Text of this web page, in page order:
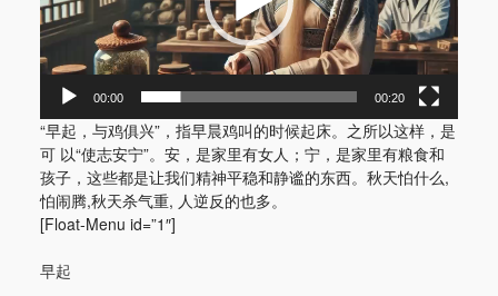
00:00 00:20
“早起，与鸡俱兴”，指早晨鸡叫的时候起床。之所以这样，是
可 以“使志安宁”。安，是家里有女人；宁，是家里有粮食和
孩子，这些都是让我们精神平稳和静谧的东西。秋天怕什么,
怕闹腾,秋天杀气重, 人逆反的也多。
[Float-Menu id=”1″]
早起